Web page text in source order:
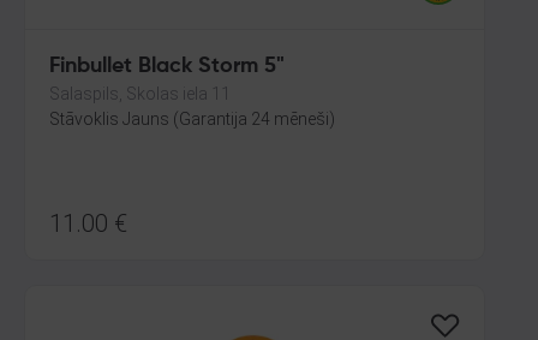
Finbullet Black Storm 5"
Salaspils, Skolas iela 11
Stāvoklis Jauns (Garantija 24 mēneši)
11.00 €